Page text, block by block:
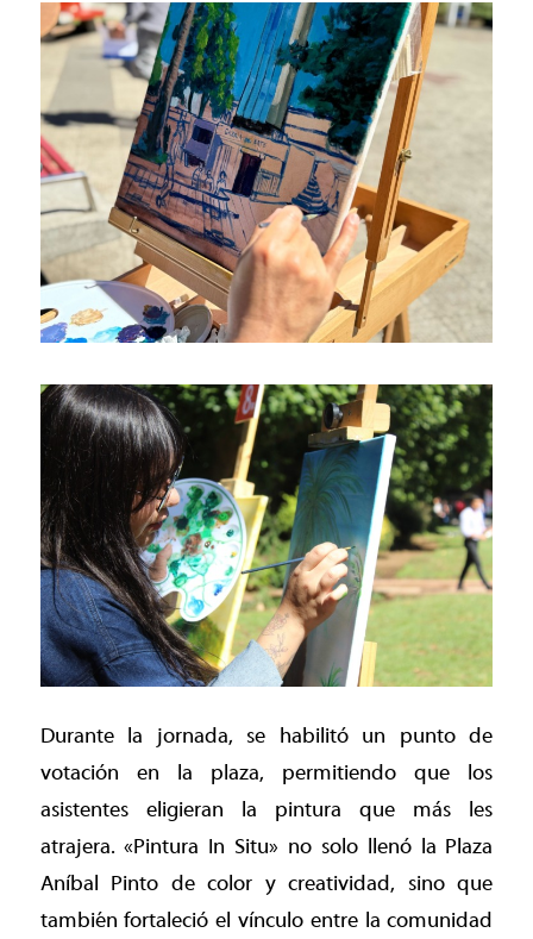
Durante la jornada, se habilitó un punto de
votación en la plaza, permitiendo que los
asistentes eligieran la pintura que más les
atrajera. «Pintura In Situ» no solo llenó la Plaza
Aníbal Pinto de color y creatividad, sino que
también fortaleció el vínculo entre la comunidad